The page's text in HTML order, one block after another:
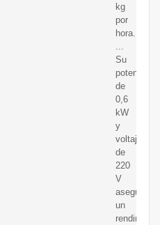
kg
por
hora.
Su
potencia
de
0,6
kW
y
voltaje
de
220
V
aseguran
un